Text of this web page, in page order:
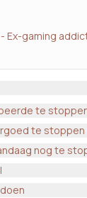
Ex-gaming
te
te stoppen
nog te